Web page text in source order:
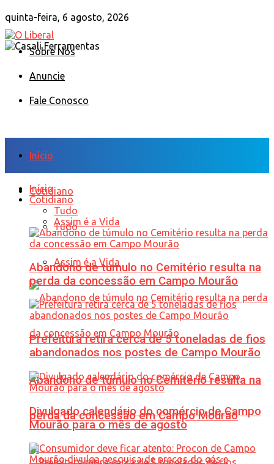
quinta-feira, 6 agosto, 2026
Sobre Nós
Anuncie
Fale Conosco
Início
Cotidiano
Tudo
Assim é a Vida
Abandono de túmulo no Cemitério resulta na
perda da concessão em Campo Mourão
Início
Cotidiano
Tudo
Assim é a Vida
Abandono de túmulo no Cemitério resulta na
perda da concessão em Campo Mourão
Prefeitura retira cerca de 5 toneladas de fios
abandonados nos postes de Campo Mourão
Divulgado calendário do comércio de Campo
Mourão para o mês de agosto